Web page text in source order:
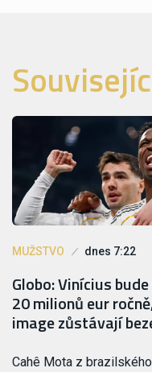
MUŽSTVO dnes 7:22
Globo: Vinícius
20 milionů eur
image zůstávají
Cahê Mota z